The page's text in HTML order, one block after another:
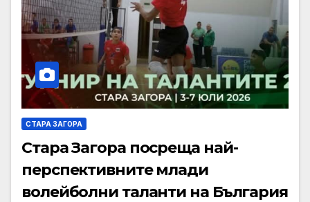
СТАРА ЗАГОРА
Стара Загора посреща най-
перспективните млади
волейболни таланти на България